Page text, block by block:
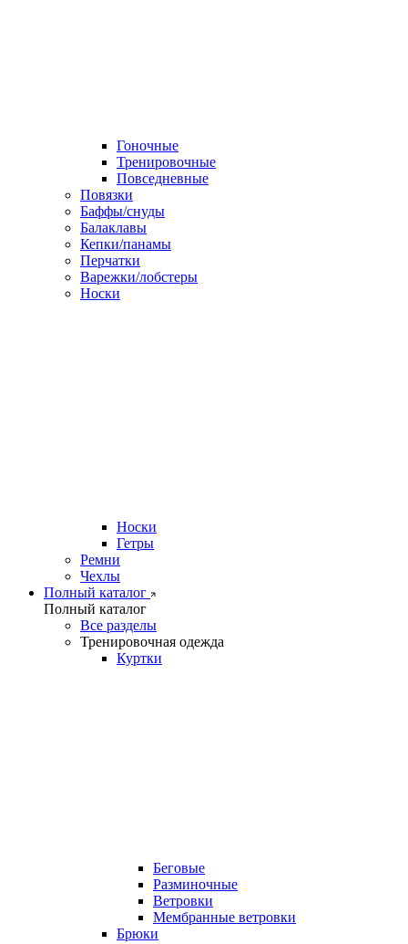
Гоночные
Тренировочные
Повседневные
Повязки
Баффы/снуды
Балаклавы
Кепки/панамы
Перчатки
Варежки/лобстеры
Носки
Носки
Гетры
Ремни
Чехлы
Полный каталог
Полный каталог
Все разделы
Тренировочная одежда
Куртки
Беговые
Разминочные
Ветровки
Мембранные ветровки
Брюки